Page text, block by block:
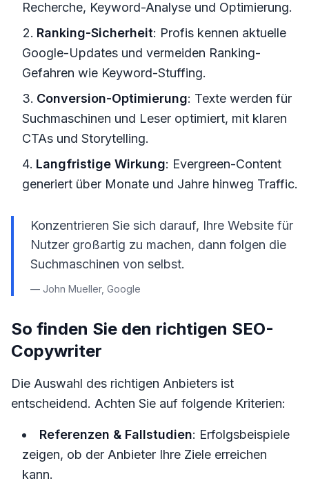
Recherche, Keyword-Analyse und Optimierung.
Ranking-Sicherheit: Profis kennen aktuelle
Google-Updates und vermeiden Ranking-
Gefahren wie Keyword-Stuffing.
Conversion-Optimierung: Texte werden für
Suchmaschinen und Leser optimiert, mit klaren
CTAs und Storytelling.
Langfristige Wirkung: Evergreen-Content
generiert über Monate und Jahre hinweg Traffic.
Konzentrieren Sie sich darauf, Ihre Website für
Nutzer großartig zu machen, dann folgen die
Suchmaschinen von selbst.
— John Mueller, Google
So finden Sie den richtigen SEO-
Copywriter
Die Auswahl des richtigen Anbieters ist
entscheidend. Achten Sie auf folgende Kriterien:
Referenzen & Fallstudien: Erfolgsbeispiele
zeigen, ob der Anbieter Ihre Ziele erreichen
kann.